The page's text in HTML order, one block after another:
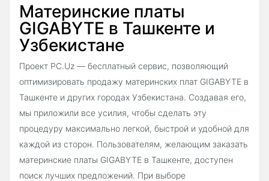
Материнские платы
GIGABYTE в Ташкенте и
Узбекистане
Проект PC.Uz — бесплатный сервис, позволяющий
оптимизировать продажу материнских плат GIGABYTE в
Ташкенте и других городах Узбекистана. Создавая его,
мы приложили все усилия, чтобы сделать эту
процедуру максимально легкой, быстрой и удобной для
каждой из сторон. Пользователям, желающим заказать
материнские платы GIGABYTE в Ташкенте, доступен
поиск лучших предложений. При выборе